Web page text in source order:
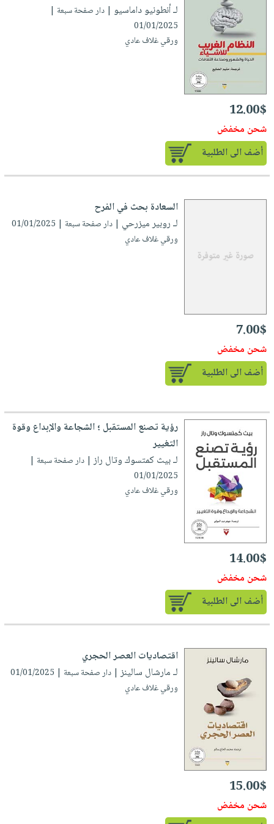
صابون
أطفال
مناسبات
فيديوهات
أسئلة
يتكرر
طرحها
خدمات
نيل
وفرات
انشر
كتابك
تواصل
عربة
التسوق
نشرة
الإصدارات
لـ أنطونيو داماسيو | دار صفحة سبعة |
01/01/2025
ورقي غلاف عادي
12.00$
شحن مخفض
أضف الى الطلبية
السعادة بحث في الفرح
لـ روبير ميزرحي | دار صفحة سبعة | 01/01/2025
ورقي غلاف عادي
7.00$
شحن مخفض
أضف الى الطلبية
رؤية تصنع المستقبل ؛ الشجاعة والإبداع وقوة
التغيير
لـ بيث كمتسوك وتال راز| دار صفحة سبعة |
01/01/2025
ورقي غلاف عادي
14.00$
شحن مخفض
أضف الى الطلبية
اقتصاديات العصر الحجري
لـ مارشال سالينز| دار صفحة سبعة | 01/01/2025
ورقي غلاف عادي
15.00$
شحن مخفض